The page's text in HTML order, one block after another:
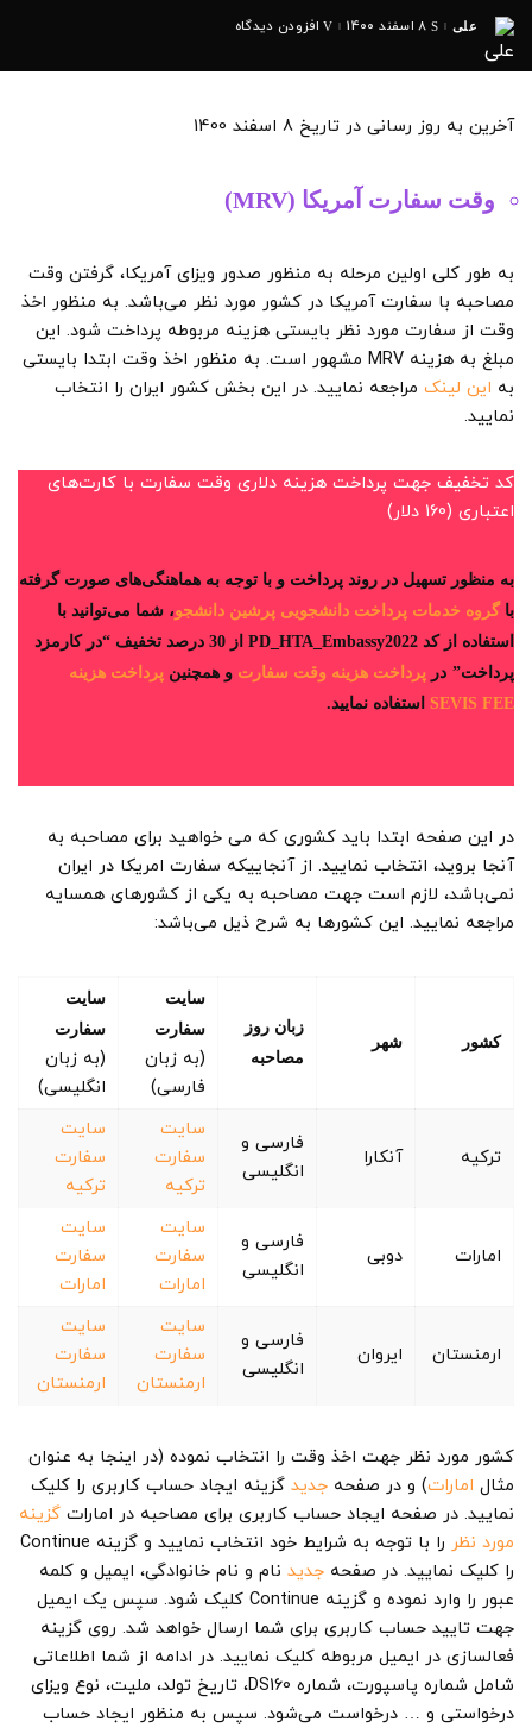
ارسال
علی 8 اسفند 1400 افزودن دیدگاه
آخرین به روز رسانی در تاریخ 8 اسفند 1400
وقت سفارت آمریکا (MRV)
به طور کلی اولین مرحله به منظور صدور ویزای آمریکا، گرفتن وقت
مصاحبه با سفارت آمریکا در کشور مورد نظر می‌باشد. به منظور اخذ
وقت از سفارت مورد نظر بایستی هزینه مربوطه پرداخت شود. این
مبلغ به هزینه MRV مشهور است. به منظور اخذ وقت ابتدا بایستی
به این لینک مراجعه نمایید. در این بخش کشور ایران را انتخاب
نمایید.
کد تخفیف جهت پرداخت هزینه دلاری وقت سفارت با کارت‌های
اعتباری (160 دلار)
به منظور تسهیل در روند پرداخت و با توجه به هماهنگی‌های صورت گرفته
باگروه خدمات پرداخت دانشجویی پرشین دانشجو، شما می‌توانید با
استفاده از کد PD_HTA_Embassy2022 از 30 درصد تخفیف “در کارمزد
پرداخت” در پرداخت هزینه وقت سفارت و همچنین پرداخت هزینه
SEVIS FEE استفاده نمایید.
در این صفحه ابتدا باید کشوری که می خواهید برای مصاحبه به
آنجا بروید، انتخاب نمایید. از آنجاییکه سفارت امریکا در ایران
نمی‌باشد، لازم است جهت مصاحبه به یکی از کشورهای همسایه
مراجعه نمایید. این کشورها به شرح ذیل می‌باشد:
کشور شهر
زبان روز
مصاحبه
سایت
سفارت
(به زبان
فارسی)
سایت
سفارت
(به زبان
انگلیسی)
ترکیه آنکارا
فارسی و
انگلیسی
سایت
سفارت
ترکیه
سایت
سفارت
ترکیه
امارات دوبی
فارسی و
انگلیسی
سایت
سفارت
امارات
سایت
سفارت
امارات
ارمنستان ایروان
فارسی و
انگلیسی
سایت
سفارت
ارمنستان
سایت
سفارت
ارمنستان
کشور مورد نظر جهت اخذ وقت را انتخاب نموده (در اینجا به عنوان
مثال امارات) و در صفحه جدید گزینه ایجاد حساب کاربری را کلیک
نمایید. در صفحه ایجاد حساب کاربری برای مصاحبه در امارات گزینه
مورد نظر
را با توجه به شرایط خود انتخاب نمایید و گزینه Continue
را کلیک نمایید. در صفحه جدید نام و نام خانوادگی، ایمیل و کلمه
عبور را وارد نموده و گزینه Continue کلیک شود. سپس یک ایمیل
جهت تایید حساب کاربری برای شما ارسال خواهد شد. روی گزینه
فعالسازی در ایمیل مربوطه کلیک نمایید. در ادامه از شما اطلاعاتی
شامل شماره پاسپورت، شماره DS160، تاریخ تولد، ملیت، نوع ویزای
درخواستی و … درخواست می‌شود. سپس به منظور ایجاد حساب